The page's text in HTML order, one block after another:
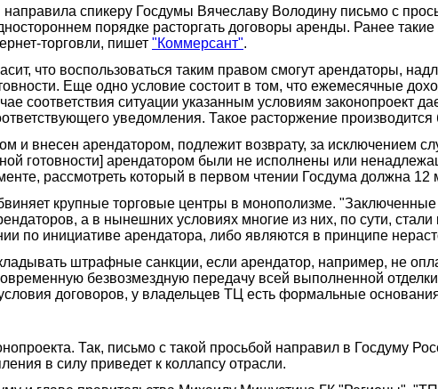
спикеру Госдумы Вячеславу Володину письмо с
порядке расторгать договоры аренды. Ранее
торговли, пишет "Коммерсант".
что воспользоваться таким правом смогут арендаторы,
Еще одно условие состоит в том, что ежемесячные
соответствия ситуации указанным условиям законопроект
уведомления. Такое расторжение
и внесен арендатором, подлежит возврату, за исключением
готовности] арендатором были не исполнены или
рассмотреть который в первом чтении Госдума должна 12
крупные торговые центры в монополизме.
а в нынешних условиях многие из них, по сути,
по инициативе арендатора, либо являются в принципе
штрафные санкции, если арендатор, например, не
безвозмездную передачу всей выполненной
договоров, у владельцев ТЦ есть формальные
Так, письмо с такой просьбой направил в Госдуму
в силу приведет к коллапсу отрасли.